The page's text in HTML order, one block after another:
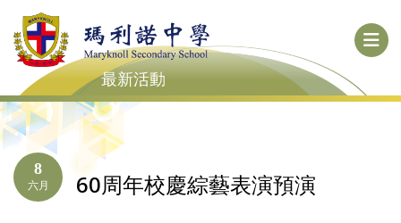
最新活動
8
六月 60周年校慶綜藝表演預演